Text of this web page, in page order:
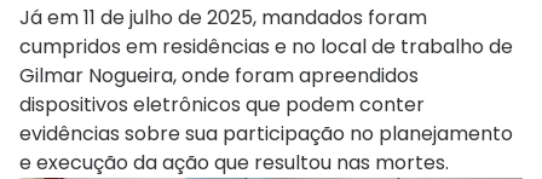
Já em 11 de julho de 2025, mandados foram
cumpridos em residências e no local de trabalho de
Gilmar Nogueira, onde foram apreendidos
dispositivos eletrônicos que podem conter
evidências sobre sua participação no planejamento
e execução da ação que resultou nas mortes.